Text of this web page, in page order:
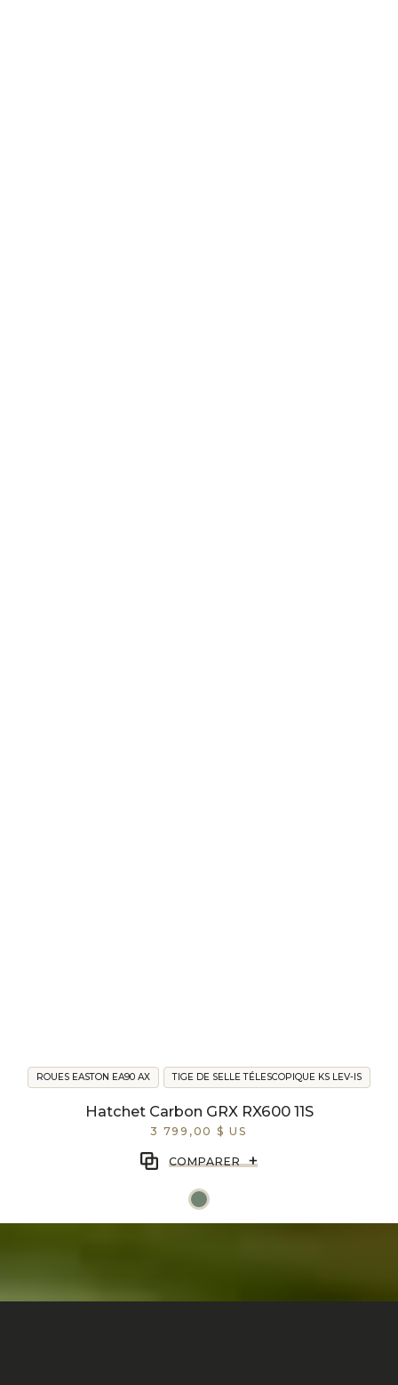
Hatchet Carbon GRX RX600 11S
3 799,00 $ US
ROUES EASTON EA90 AX TIGE DE SELLE TÉLESCOPIQUE KS LEV-IS
COMPARER +